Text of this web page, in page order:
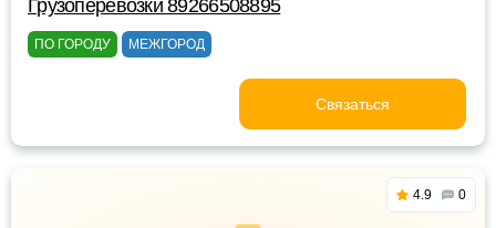
Грузоперевозки 89266508895
ПО ГОРОДУ МЕЖГОРОД
Связаться
4.9 0